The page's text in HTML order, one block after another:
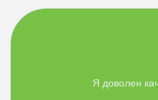
Я доволен